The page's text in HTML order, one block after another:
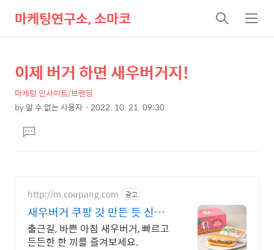
마케팅연구소, 소마코
검
색
메
뉴
상
세
컨
텐
츠
본
제
목
이제 버거 하면 새우버거지!
마케팅 인사이트/브랜딩
by알 수 없는 사용자 2022. 10. 21. 09:30
문댓
글
http://m.coupang.com 광고
새우버거 쿠팡 갓 만든 듯 신선
한 맛
출근길, 바쁜 아침 새우버거, 빠르고
든든한 한 끼를 즐겨보세요.